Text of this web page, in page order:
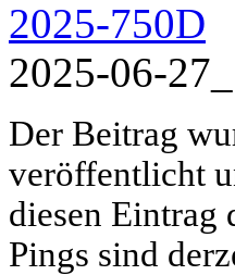
2025-06-
Der Beitrag
veröffentlicht
diesen Eintrag
Pings sind